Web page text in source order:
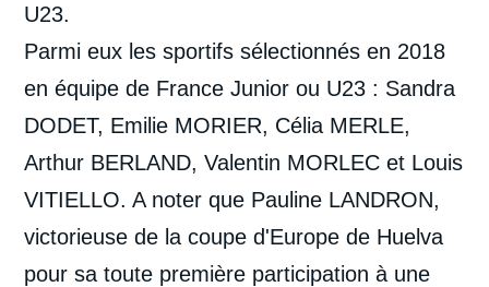
U23.
Parmi eux les sportifs sélectionnés en 2018
en équipe de France Junior ou U23 : Sandra
DODET, Emilie MORIER, Célia MERLE,
Arthur BERLAND, Valentin MORLEC et Louis
VITIELLO. A noter que Pauline LANDRON,
victorieuse de la coupe d'Europe de Huelva
pour sa toute première participation à une